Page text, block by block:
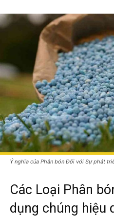
Ý nghĩa của Phân bón Đối với Sự phát
Các Loại Phân
dụng chúng hiệu